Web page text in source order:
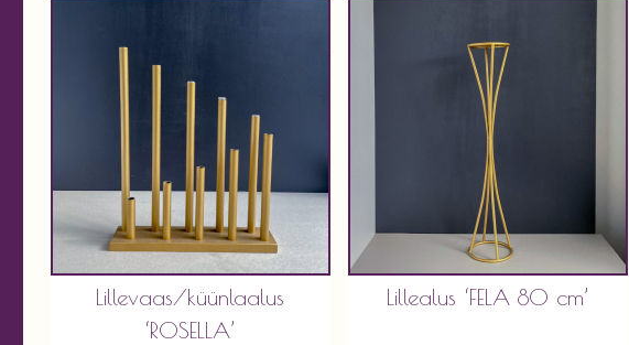
Lillevaas/küünlaalus
‘ROSELLA’
Lillealus ‘FELA 80 cm’